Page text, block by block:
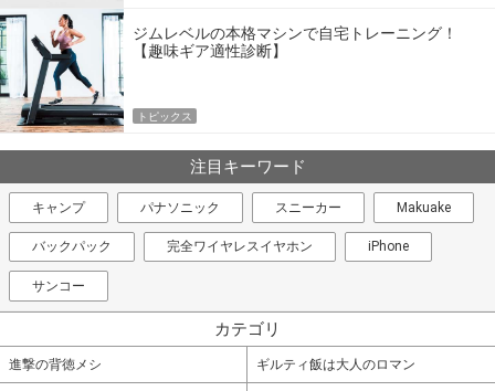
ジムレベルの本格マシンで自宅トレーニング！
【趣味ギア適性診断】
トピックス
注目キーワード
キャンプ パナソニック スニーカー Makuake
バックパック 完全ワイヤレスイヤホン iPhone
サンコー
カテゴリ
進撃の背徳メシ ギルティ飯は大人のロマン